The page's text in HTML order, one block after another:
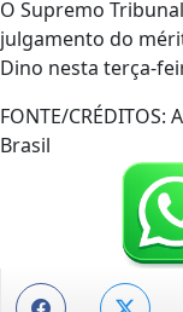
O Supremo
julgamento do
Dino nesta terça-
FONTE/CRÉDITOS:
Brasil